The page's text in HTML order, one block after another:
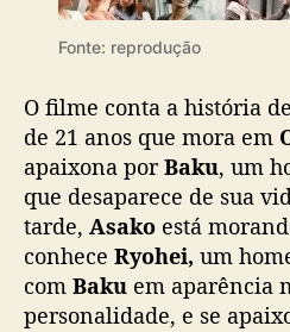
Fonte: reprodução
O filme conta a história
de 21 anos que mora em
apaixona porBaku, um
que desaparece de sua
tarde, Asako está
conhece Ryohei, um
com Baku em aparência
personalidade, e se